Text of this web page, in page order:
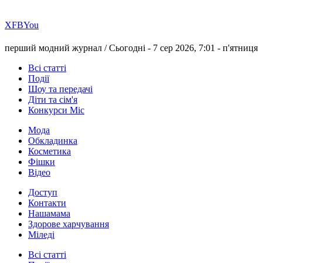
ХFBYou
перший модний журнал /Сьогодні - 7 сер 2026, 7:01 - п'ятниця
Всі статті
Події
Шоу та передачі
Діти та сім'я
Конкурси Міс
Мода
Обкладинка
Косметика
Фішки
Відео
Доступ
Контакти
Нашамама
Здорове харчування
Міледі
Всі статті